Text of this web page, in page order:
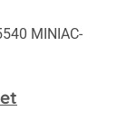
MINIAC-